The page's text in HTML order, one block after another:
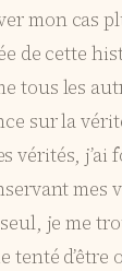
mon cas
de cette
tous les
sur la
vérités,
mes
je me
tenté